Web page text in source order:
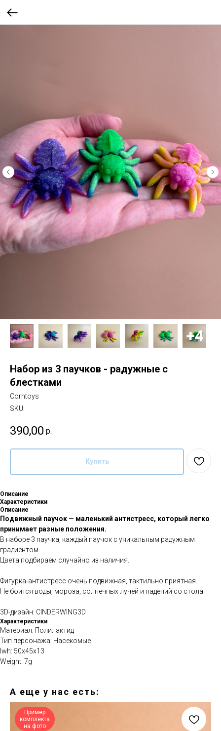
Набор из 3 паучков - радужные с
блестками
Corntoys
SKU:
390,00 р.
Купить
Описание
Характеристики
Описание
Подвижный паучок — маленький антистресс, который легко
принимает разные положения.
В наборе 3 паучка, каждый паучок с уникальным радужным
градиентом.
Цвета подбираем случайно из наличия.
Фигурка-антистресс очень подвижная, тактильно приятная.
Не боится воды, мороза, солнечных лучей и падений со стола.
3D-дизайн: CINDERWING3D
Характеристики
Материал: Полилактид
Тип персонажа: Насекомые
lwh: 50x45x13
Weight: 7g
А еще у нас есть:
Пример
комплекта
на фото